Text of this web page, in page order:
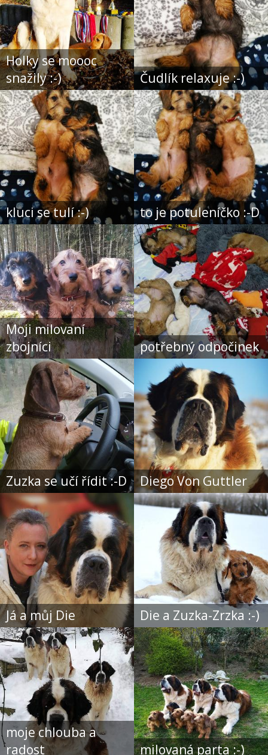
Holky se moooc
snažily :-)
Čudlík relaxuje :-)
kluci se tulí :-) to je potuleníčko :-D
Moji milovaní
zbojníci
potřebný odpočinek
Zuzka se učí řídit :-D Diego Von Guttler
Já a můj Die Die a Zuzka-Zrzka :-)
moje chlouba a
radost
milovaná parta :-)